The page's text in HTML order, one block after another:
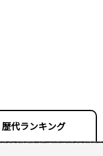
歴代ランキング